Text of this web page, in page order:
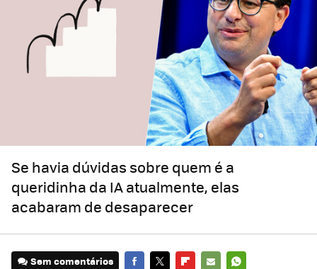
Se havia dúvidas sobre quem é a
queridinha da IA atualmente, elas
acabaram de desaparecer
Sem comentários